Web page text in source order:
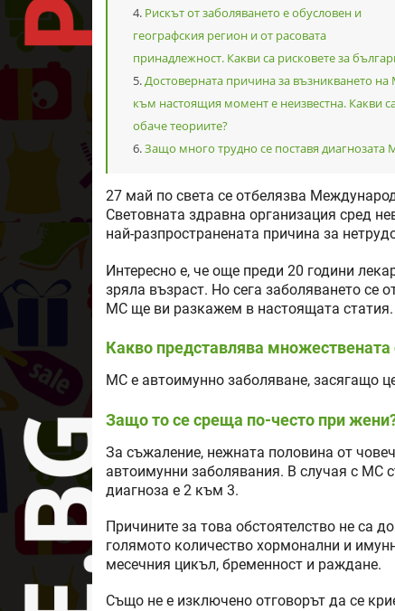
Рискът от заболяването е обусловен и
географския регион и от расовата
принадлежност. Какви са рисковете за
Достоверната причина за възникването
към настоящия момент е неизвестна. Какви
обаче теориите?
Защо много трудно се поставя диагнозата
27 май по света се отбелязва
Световната здравна организация сред
най-разпространената причина за
Интересно е, че още преди 20 години
зряла възраст. Но сега заболяването се
МС ще ви разкажем в настоящата статия.
Какво представлява множествената
МС е автоимунно заболяване, засягащо
Защо то се среща по-често при
За съжаление, нежната половина от
автоимунни заболявания. В случая с МС
диагноза е 2 към 3.
Причините за това обстоятелство не са
голямото количество хормонални и
месечния цикъл, бременност и раждане.
Също не е изключено отговорът да се